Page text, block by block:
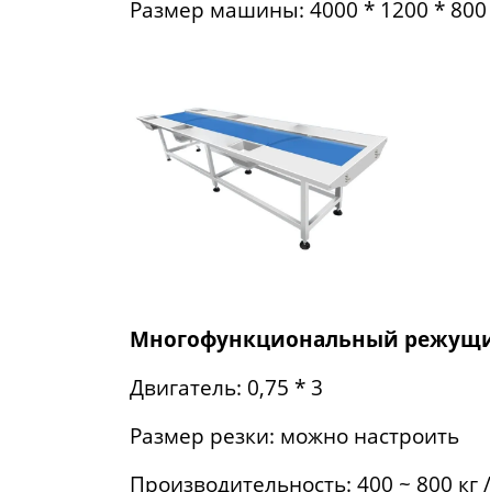
Размер машины: 4000 * 1200 *
Многофункциональный
Двигатель: 0,75 * 3
Размер резки: можно настроить
Производительность: 400 ~ 800 кг